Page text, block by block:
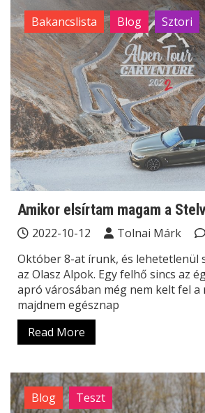
Bakancslista Blog Sztori
Amikor elsírtam magam a
2022-10-12 Tolnai Márk
Október 8-at írunk, és lehetetlenül
az Olasz Alpok. Egy felhő sincs az
apró városában még nem kelt fel a
majdnem egésznap
Read More
Blog Teszt